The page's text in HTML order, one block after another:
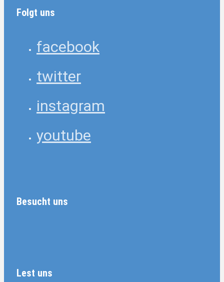
Folgt uns
facebook
twitter
instagram
youtube
Besucht uns
Lest uns